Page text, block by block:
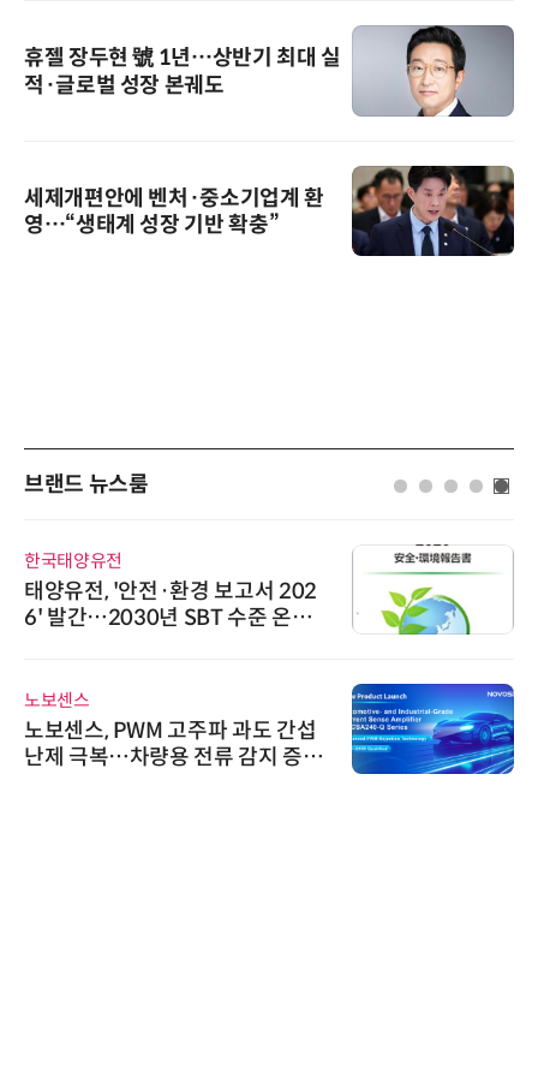
휴젤 장두현 號 1년…상반기 최대 실
적·글로벌 성장 본궤도
세제개편안에 벤처·중소기업계 환
영…“생태계 성장 기반 확충”
브랜드 뉴스룸
한국태양유전
태양유전, '안전·환경 보고서 202
6' 발간…2030년 SBT 수준 온실
노보센스
노보센스, PWM 고주파 과도 간섭
난제 극복…차량용 전류 감지 증폭